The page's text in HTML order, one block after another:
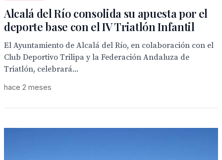
Alcalá del Río consolida su apuesta por el
deporte base con el IV Triatlón Infantil
El Ayuntamiento de Alcalá del Río, en colaboración con el
Club Deportivo Trilipa y la Federación Andaluza de
Triatlón, celebrará...
hace 2 meses